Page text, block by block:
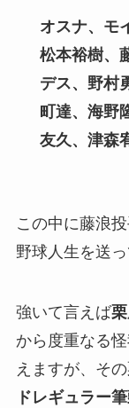
オスナ、モ
松本裕樹、
デス、野村
町達、海野
友久、津森
この中に藤浪
野球人生を送
強いて言えば
から度重なる
えますが、そ
ドレギュラー